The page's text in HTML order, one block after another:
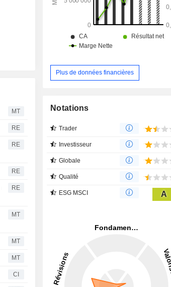
MT
RE
RE
RE
RE
MT
MT
MT
CI
mobile et les activités numériques.
Plus de données financières
Notations
Trader
Investisseur
Globale
Qualité
ESG MSCI A